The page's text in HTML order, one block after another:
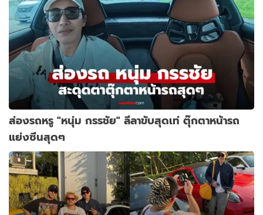
ส่องรถหรู "หนุ่ม กรรชัย" ลีลาขับสุดเท่ ตุ๊กตาหน้ารถ
แย่งซีนสุดๆ